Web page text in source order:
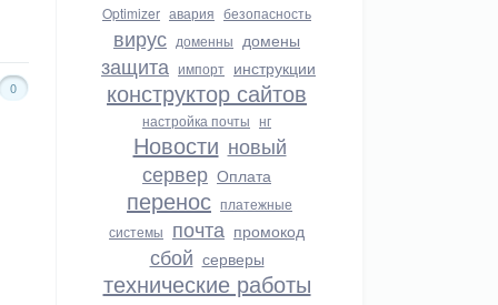
0
Optimizer авария безопасность
вирус доменны домены
защита импорт инструкции
конструктор сайтов
настройка почты нг
Новости новый
сервер Оплата
перенос платежные
системы почта промокод
сбой серверы
технические работы